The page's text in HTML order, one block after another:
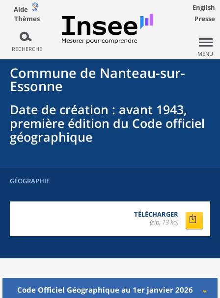
Aide
Thèmes
RECHERCHE
English
Presse
MENU
Commune de Nanteau-sur-
Essonne
Date de création : avant 1943,
première édition du Code officiel
géographique
GÉOGRAPHIE
TÉLÉCHARGER
(zip, 13 ko)
Code Officiel Géographique au 1er janvier 2026